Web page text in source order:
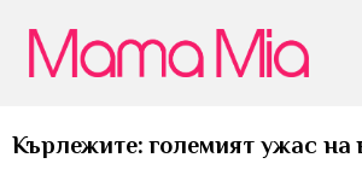
Кърлежите: големият ужас на